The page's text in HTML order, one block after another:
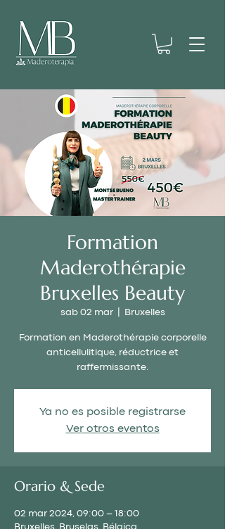
Formation
Maderothérapie
Bruxelles Beauty
sab 02 mar
  |
Bruxelles
Formation en Maderothérapie corporelle
anticellulitique, réductrice et
raffermissante.
Ya no es posible registrarse
Ver otros eventos
Orario & Sede
02 mar 2024, 09:00 – 18:00
Bruxelles, Bruselas, Bélgica